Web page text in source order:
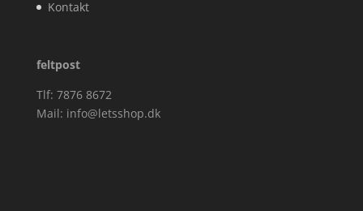
Kontakt
feltpost
Tlf: 7876 8672
Mail: info@letsshop.dk